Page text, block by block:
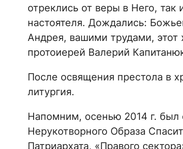
отреклись от веры в Него, так
настоятеля. Дождались:
Андрея, вашими трудами,
протоиерей Валерий
После освящения престола в
литургия.
Напомним, осенью 2014 г. был
Нерукотворного Образа
Патриархата, «Правого